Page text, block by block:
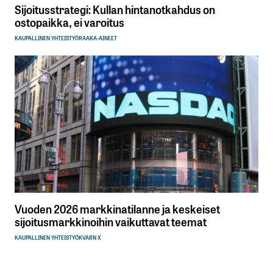
Sijoitusstrategi: Kullan hintanotkahdus on
ostopaikka, ei varoitus
KAUPALLINEN YHTEISTYÖRAAKA-AINEET
Vuoden 2026 markkinatilanne ja keskeiset
sijoitusmarkkinoihin vaikuttavat teemat
KAUPALLINEN YHTEISTYÖKVARN X